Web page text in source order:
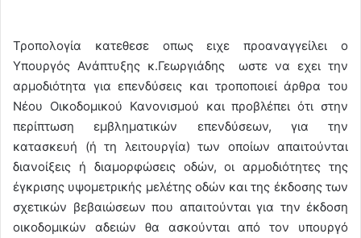
Τροπολογία κατεθεσε οπως ειχε προαναγγείλει ο
Υπουργός Ανάπτυξης κ.Γεωργιάδης ωστε να εχει την
αρμοδιότητα για επενδύσεις και τροποποιεί άρθρα του
Νέου Οικοδομικού Κανονισμού και προβλέπει ότι στην
περίπτωση εμβληματικών επενδύσεων, για την
κατασκευή (ή τη λειτουργία) των οποίων απαιτούνται
διανοίξεις ή διαμορφώσεις οδών, οι αρμοδιότητες της
έγκρισης υψομετρικής μελέτης οδών και της έκδοσης των
σχετικών βεβαιώσεων που απαιτούνται για την έκδοση
οικοδομικών αδειών θα ασκούνται από τον υπουργό